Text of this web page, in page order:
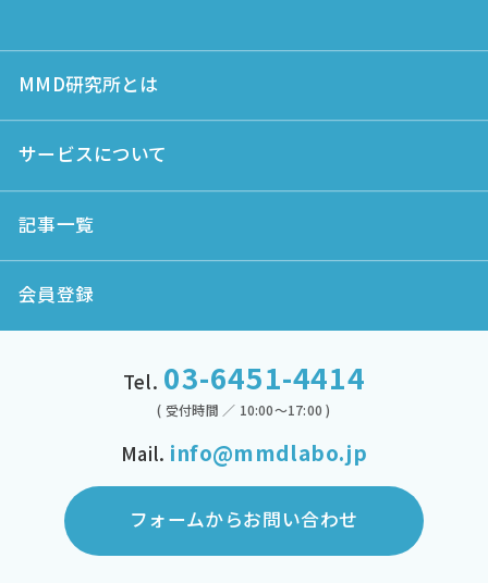
MMD研究所とは
サービスについて
記事一覧
会員登録
Tel. 03-6451-4414
( 受付時間 ／ 10:00～17:00 )
Mail. info@mmdlabo.jp
フォームからお問い合わせ